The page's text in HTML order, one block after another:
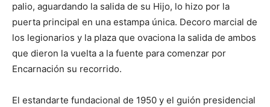
palio, aguardando la salida de su Hijo, lo hizo por la
puerta principal en una estampa única. Decoro marcial de
los legionarios y la plaza que ovaciona la salida de ambos
que dieron la vuelta a la fuente para comenzar por
Encarnación su recorrido.
El estandarte fundacional de 1950 y el guión presidencial